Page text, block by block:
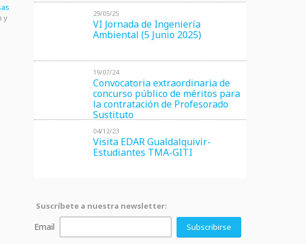
y
29/05/25
VI Jornada de Ingeniería
Ambiental (5 Junio 2025)
19/07/24
Convocatoria extraordinaria de
concurso público de méritos para
la contratación de Profesorado
Sustituto
04/12/23
Visita EDAR Gualdalquivir-
Estudiantes TMA-GITI
Suscríbete a nuestra newsletter:
Email